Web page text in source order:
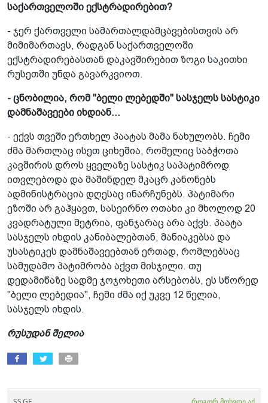
საქართველოში ექსტრადირებით?
- ჯერ ქართველი სამართალდამცავებისთვის არ
მიმიმართავს, რადგან საქართველოში
ექსტრადირებასთან დაკავშირებით ზოგი საკითხი
რუსეთში უნდა გავარკვიოთ.
- ცნობილია, რომ "ბელი ლებედში" სასჯელს სასტიკი
დამნაშავეები იხდიან...
- ექვს თვეში ერთხელ პაატას მამა ნახულობს. ჩემი
ძმა მართლაც ისეთ ციხეშია, რომელიც საბჭოთა
კავშირის დროს ყველაზე სასტიკ საპატიმროდ
ითვლებოდა და მაშინდელ მკაცრ კანონებს
ადმინისტრაცია დღესაც ინარჩუნებს. პატიმარი
ეზოში არ გაჰყავთ, სასეირნო ოთახი კი მხოლოდ 20
კვადრატული მეტრია, ფანჯარაც არა აქვს. პაატა
სასჯელს იხდის კანიბალებთან, მანიაკებსა და
უსასტიკეს დამნაშავეებთან ერთად, რომლებსაც
სამუდამო პატიმრობა აქვთ მისჯილი. თუ
დედამიწაზე სადმე ჯოჯოხეთი არსებობს, ეს სწორედ
"ბელი ლებედია", ჩემი ძმა იქ უკვე 12 წელია,
სასჯელს იხდის.
რუსუდან შელია